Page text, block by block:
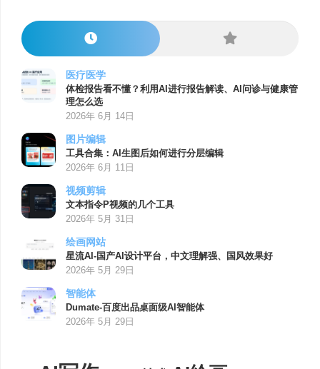
医疗医学
体检报告看不懂？利用AI进行报告解读、AI问诊与健康管
理怎么选
2026年 6月 14日
图片编辑
工具合集：AI生图后如何进行分层编辑
2026年 6月 11日
视频剪辑
文本指令P视频的几个工具
2026年 5月 31日
绘画网站
星流AI-国产AI设计平台，中文理解强、国风效果好
2026年 5月 29日
智能体
Dumate-百度出品桌面级AI智能体
2026年 5月 29日